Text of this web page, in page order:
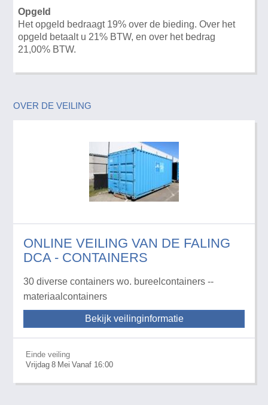
Opgeld
Het opgeld bedraagt 19% over de bieding. Over het
opgeld betaalt u 21% BTW, en over het bedrag
21,00% BTW.
OVER DE VEILING
ONLINE VEILING VAN DE FALING
DCA - CONTAINERS
30 diverse containers wo. bureelcontainers --
materiaalcontainers
Bekijk veilinginformatie
Einde veiling
Vrijdag 8 Mei Vanaf 16:00